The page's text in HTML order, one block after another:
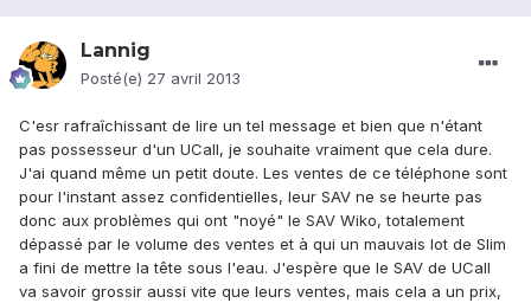
Lannig
Posté(e) 27 avril 2013
C'esr rafraîchissant de lire un tel message et bien que n'étant
pas possesseur d'un UCall, je souhaite vraiment que cela dure.
J'ai quand même un petit doute. Les ventes de ce téléphone sont
pour l'instant assez confidentielles, leur SAV ne se heurte pas
donc aux problèmes qui ont "noyé" le SAV Wiko, totalement
dépassé par le volume des ventes et à qui un mauvais lot de Slim
a fini de mettre la tête sous l'eau. J'espère que le SAV de UCall
va savoir grossir aussi vite que leurs ventes, mais cela a un prix,